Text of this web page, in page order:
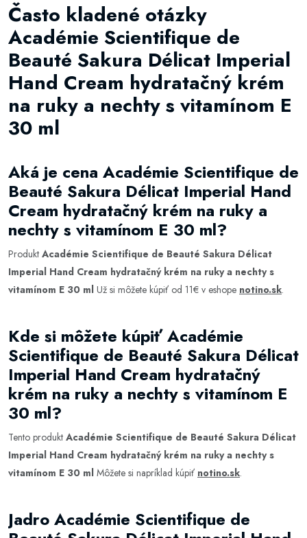
Často kladené otázky
Académie Scientifique de
Beauté Sakura Délicat Imperial
Hand Cream hydratačný krém
na ruky a nechty s vitamínom E
30 ml
Aká je cena Académie Scientifique de
Beauté Sakura Délicat Imperial Hand
Cream hydratačný krém na ruky a
nechty s vitamínom E 30 ml?
Produkt Académie Scientifique de Beauté Sakura Délicat
Imperial Hand Cream hydratačný krém na ruky a nechty s
vitamínom E 30 ml Už si môžete kúpiť od 11€ v eshope notino.sk.
Kde si môžete kúpiť Académie
Scientifique de Beauté Sakura Délicat
Imperial Hand Cream hydratačný
krém na ruky a nechty s vitamínom E
30 ml?
Tento produkt Académie Scientifique de Beauté Sakura Délicat
Imperial Hand Cream hydratačný krém na ruky a nechty s
vitamínom E 30 ml Môžete si napríklad kúpiť notino.sk.
Jadro Académie Scientifique de